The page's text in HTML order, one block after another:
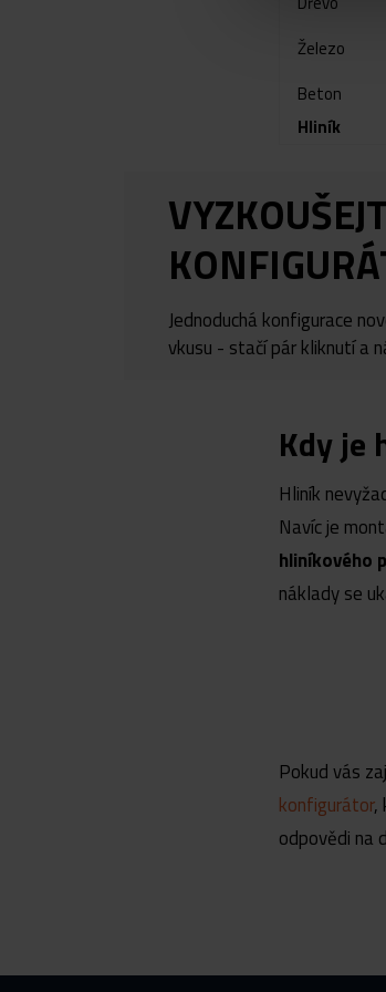
Železo
Beton
Hliník
Jednoduchá konfigurace
vkusu - stačí pár kliknutí a
Kdy je
Hliník
Navíc je
hliníkového
náklady se
Pokud vás
konfigurátor,
odpovědi na